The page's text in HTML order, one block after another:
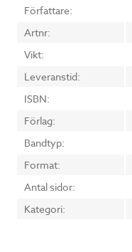
Författare:
Artnr:
Vikt:
Leveranstid:
ISBN:
Förlag:
Bandtyp:
Format:
Antal sidor:
Kategori: